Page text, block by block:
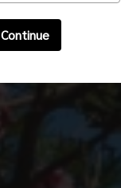
Continue